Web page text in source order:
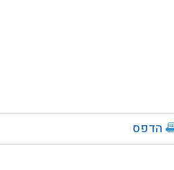
הדפס